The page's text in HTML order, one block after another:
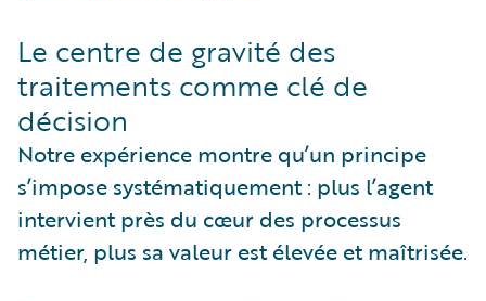
Le centre de gravité des
traitements comme clé de
décision
Notre expérience montre qu’un principe
s’impose systématiquement : plus l’agent
intervient près du cœur des processus
métier, plus sa valeur est élevée et maîtrisée.